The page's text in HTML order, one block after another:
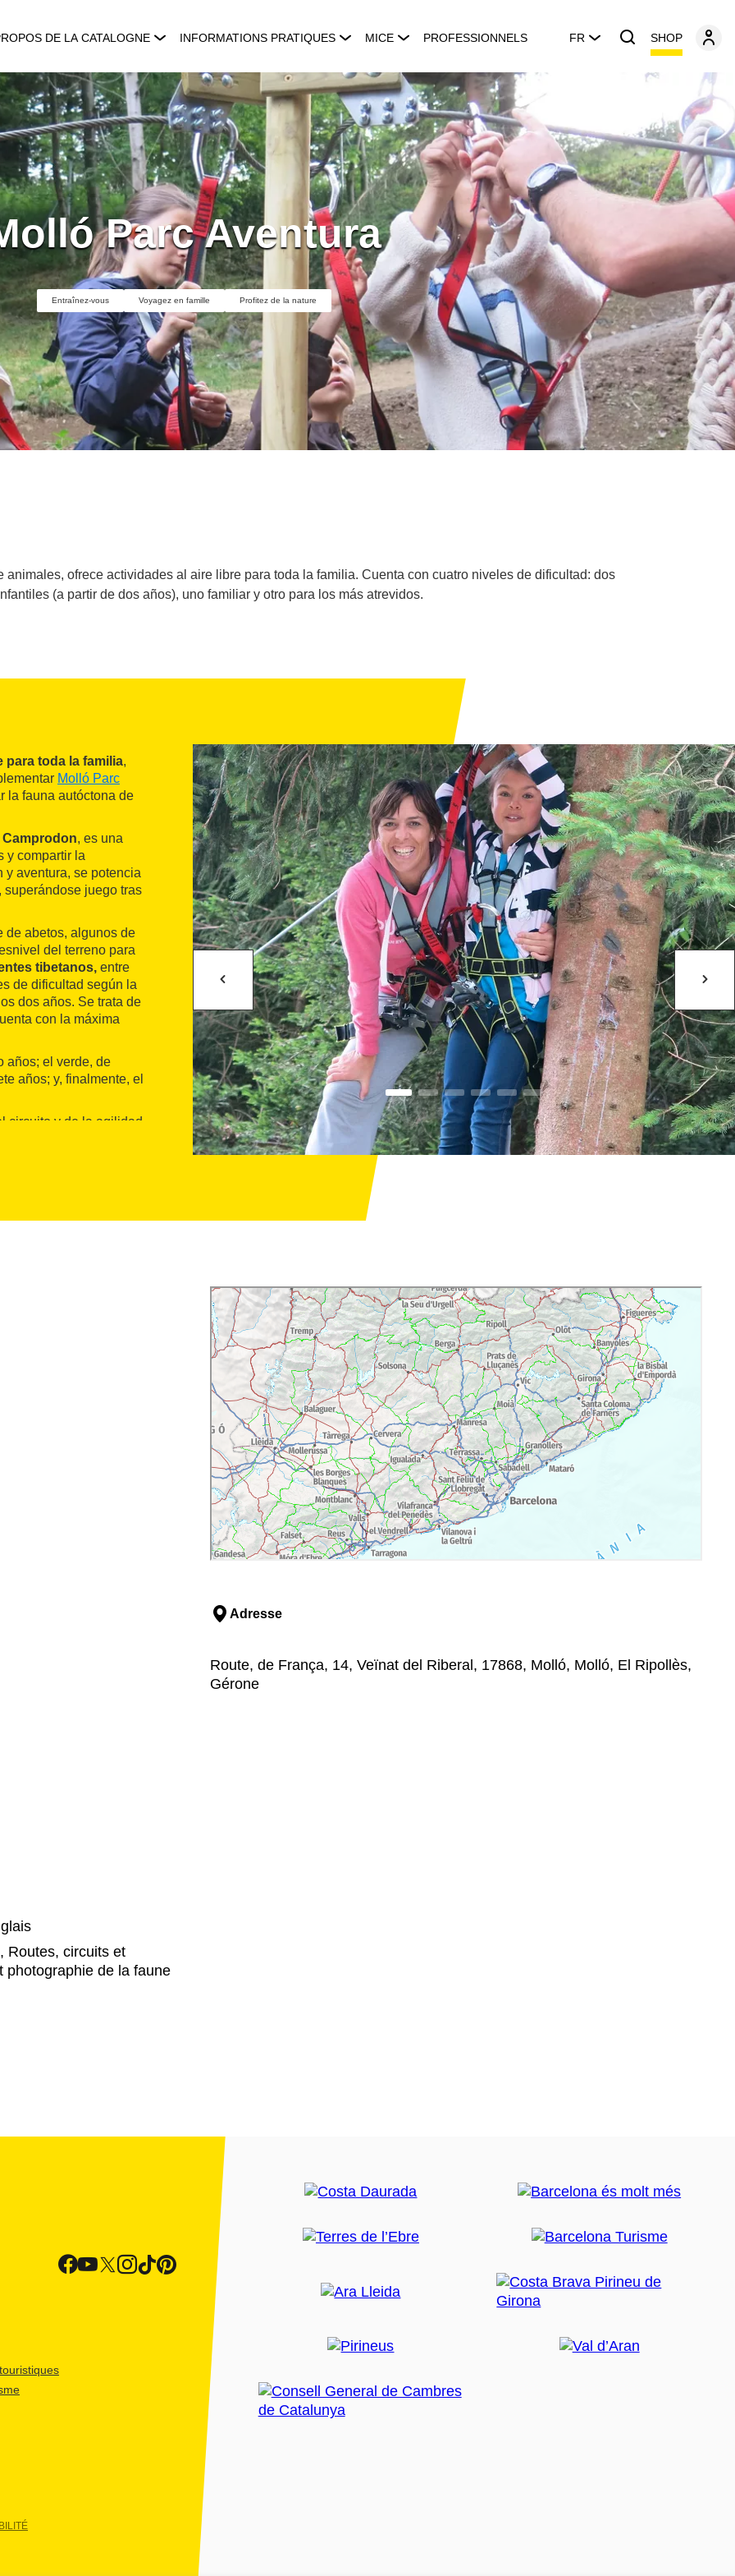
DE LA CATALOGNE INFORMATIONS PRATIQUES MICE PROFESSIONNELS FR SHOP
Parc Aventura
Entraînez-vous Voyagez en famille Profitez de la nature
animales, ofrece actividades al aire libre para toda la familia. Cuenta con cuatro niveles de dificultad: dos
(a partir de dos años), uno familiar y otro para los más atrevidos.
para toda la familia,
Molló Parc
la fauna autóctona de
Camprodon, es una
y compartir la
y aventura, se potencia
juego tras
de abetos, algunos de
del terreno para
tibetanos, entre
de dificultad según la
dos años. Se trata de
con la máxima
años; el verde, de
años; y, finalmente, el
circuito y de la agilidad
se encuentra
Adresse
Route, de França, 14, Veïnat del Riberal, 17868, Molló, Molló, El Ripollès,
Gérone
Routes, circuits et
photographie de la faune